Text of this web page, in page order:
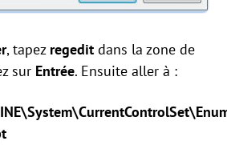
, tapez regedit dans la zone de
sur Entrée. Ensuite aller à :